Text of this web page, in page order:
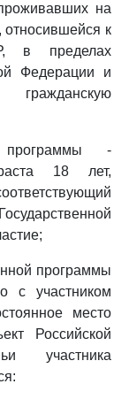
на
к
в пределах
Федерации и
программы -
18 лет,
программы
с участником
место
Российской
участника